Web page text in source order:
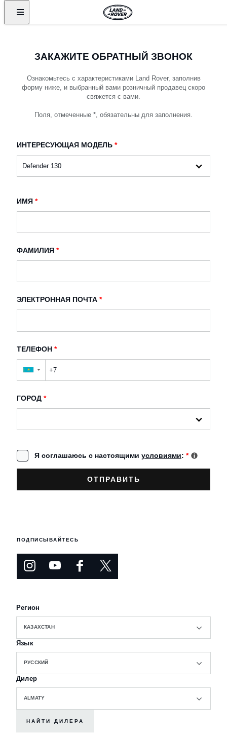
ЗАКАЖИТЕ ОБРАТНЫЙ ЗВОНОК
Ознакомьтесь с характеристиками Land Rover, заполнив
форму ниже, и выбранный вами розничный продавец скоро
свяжется с вами.
Поля, отмеченные *, обязательны для заполнения.
ИНТЕРЕСУЮЩАЯ МОДЕЛЬ *
ИМЯ *
ФАМИЛИЯ *
ЭЛЕКТРОННАЯ ПОЧТА *
ТЕЛЕФОН *
▼
ГОРОД *
Я соглашаюсь с настоящими условиями: *
ПОДПИСЫВАЙТЕСЬ
Регион
КАЗАХСТАН
Язык
РУССКИЙ
Дилер
ALMATY
НАЙТИ ДИЛЕРА